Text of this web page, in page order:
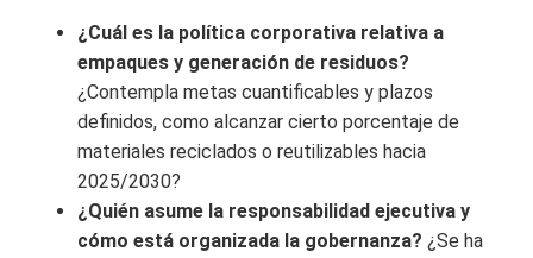
¿Cuál es la política corporativa relativa a
empaques y generación de residuos?
¿Contempla metas cuantificables y plazos
definidos, como alcanzar cierto porcentaje de
materiales reciclados o reutilizables hacia
2025/2030?
¿Quién asume la responsabilidad ejecutiva y
cómo está organizada la gobernanza? ¿Se ha